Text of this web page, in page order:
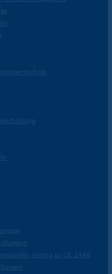
testing to UL 1446